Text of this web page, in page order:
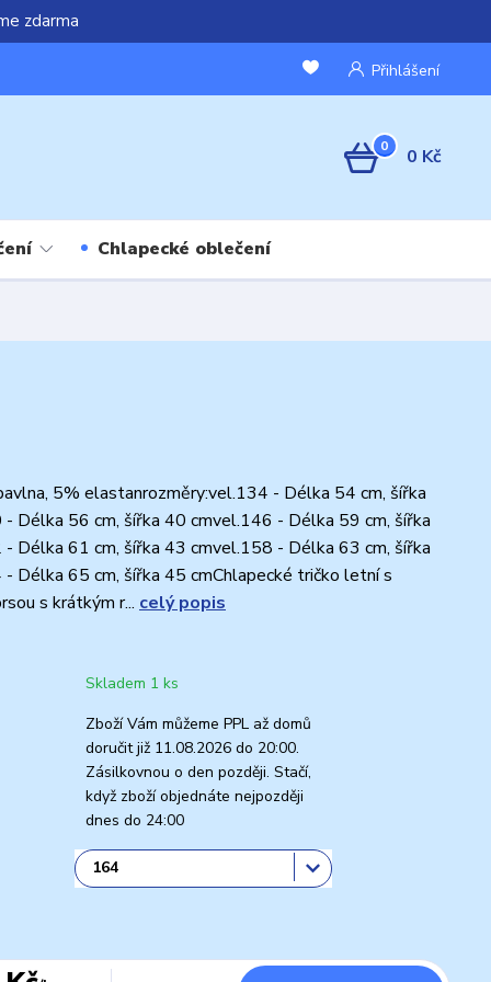
zdarma
Přihlášení
0 0 Kč
Chlapecké oblečení
5% elastanrozměry:vel.134 - Délka 54 cm, šířka
Délka 56 cm, šířka 40 cmvel.146 - Délka 59 cm, šířka
Délka 61 cm, šířka 43 cmvel.158 - Délka 63 cm, šířka
Délka 65 cm, šířka 45 cmChlapecké tričko letní s
s krátkým r... celý popis
Skladem 1 ks
Zboží Vám můžeme PPL až domů
doručit již 11.08.2026 do 20:00.
Zásilkovnou o den později. Stačí,
když zboží objednáte nejpozději
dnes do 24:00